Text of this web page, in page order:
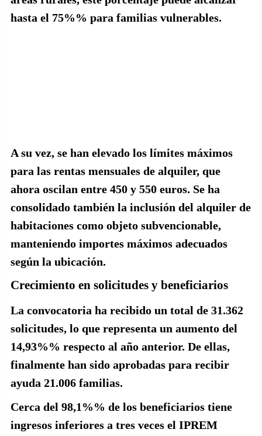
hasta el 75%% para familias vulnerables.
A su vez, se han elevado los límites máximos
para las rentas mensuales de alquiler, que
ahora oscilan entre 450 y 550 euros. Se ha
consolidado también la inclusión del alquiler de
habitaciones como objeto subvencionable,
manteniendo importes máximos adecuados
según la ubicación.
Crecimiento en solicitudes y beneficiarios
La convocatoria ha recibido un total de 31.362
solicitudes, lo que representa un aumento del
14,93%% respecto al año anterior. De ellas,
finalmente han sido aprobadas para recibir
ayuda 21.006 familias.
Cerca del 98,1%% de los beneficiarios tiene
ingresos inferiores a tres veces el IPREM